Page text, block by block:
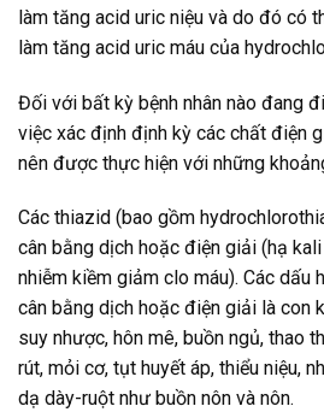
làm tăng acid uric niệu và do đó có
làm tăng acid uric máu của
Đối với bất kỳ bệnh nhân nào đang
việc xác định định kỳ các chất điện
nên được thực hiện với những
Các thiazid (bao gồm
cân bằng dịch hoặc điện giải (hạ
nhiễm kiềm giảm clo máu). Các dấu
cân bằng dịch hoặc điện giải là con
suy nhược, hôn mê, buồn ngủ, thao
rút, mỏi cơ, tụt huyết áp, thiểu niệu,
dạ dày-ruột như buồn nôn và nôn.